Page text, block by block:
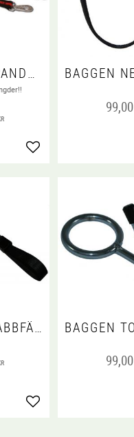
BAGGEN EXPANDERKOPPEL
Lägg till i favoriter
99,00
BAGGEN SNABBFÄSTE DUBBEL - SWIVEL
Lägg till i favoriter
99,00